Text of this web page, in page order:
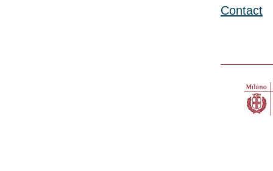
Contact